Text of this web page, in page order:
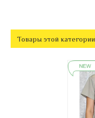
Товары этой категории